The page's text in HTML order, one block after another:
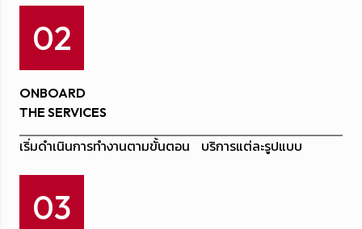
02
ONBOARD
THE SERVICES
เริ่มดำเนินการทำงานตามขั้นตอน บริการแต่ละรูปแบบ
03